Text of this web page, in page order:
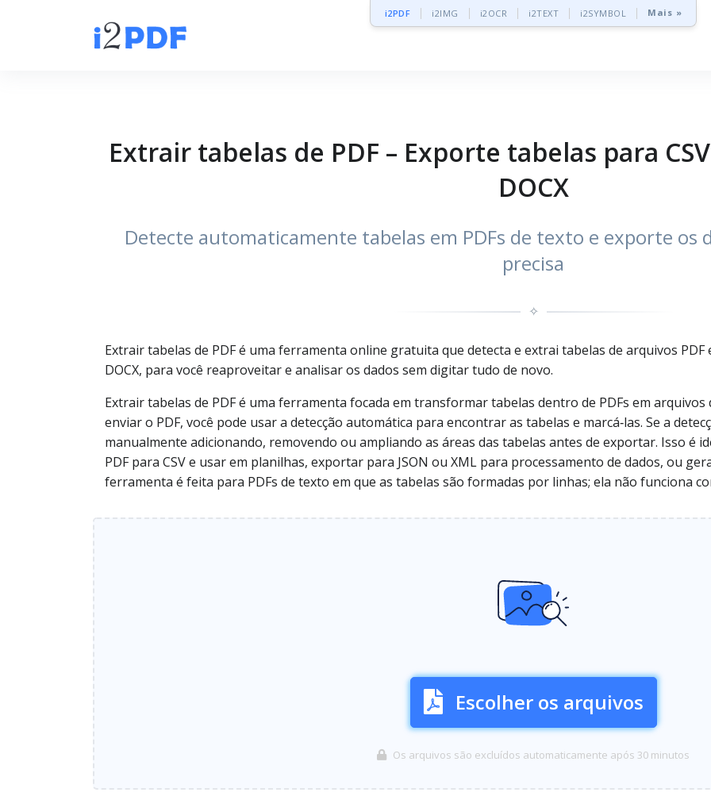
i2PDF i2IMG i2OCR i2TEXT i2SYMBOL Mais »
Extrair tabelas de PDF – Exporte tabelas para
DOCX
Detecte automaticamente tabelas em PDFs de texto e exporte os
precisa
✧
Extrair tabelas de PDF é uma ferramenta online gratuita que detecta e extrai tabelas de arquivos PDF
DOCX, para você reaproveitar e analisar os dados sem digitar tudo de novo.
Extrair tabelas de PDF é uma ferramenta focada em transformar tabelas dentro de PDFs em
enviar o PDF, você pode usar a detecção automática para encontrar as tabelas e marcá‑las. Se a
manualmente adicionando, removendo ou ampliando as áreas das tabelas antes de exportar. Isso é
PDF para CSV e usar em planilhas, exportar para JSON ou XML para processamento de dados, ou
ferramenta é feita para PDFs de texto em que as tabelas são formadas por linhas; ela não funciona
Escolher os arquivos
Os arquivos são excluídos automaticamente após 30 minutos